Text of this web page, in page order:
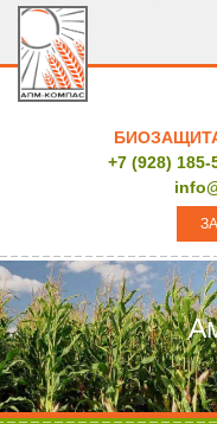
+7 (928) 185-